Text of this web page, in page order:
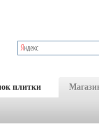
плитки